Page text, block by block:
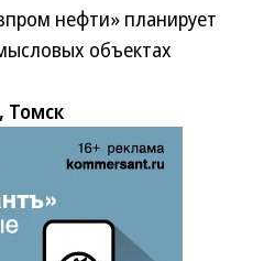
нефти» планирует
объектах
Томск